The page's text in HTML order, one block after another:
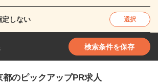
定しない 選択
検索条件を保存
都のピックアップPR求人